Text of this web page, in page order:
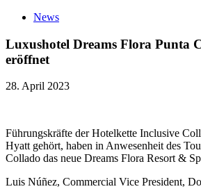
News
Luxushotel Dreams Flora Punta
eröffnet
28. April 2023
Führungskräfte der Hotelkette Inclusive
Hyatt gehört, haben in Anwesenheit des
Collado das neue Dreams Flora Resort &
Luis Núñez, Commercial Vice President,